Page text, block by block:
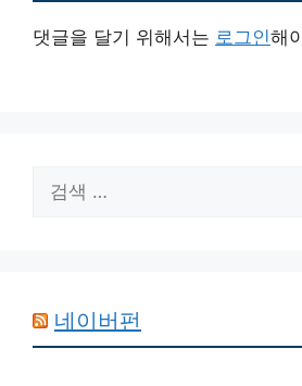
댓글을 달기 위해서는 로그인해
색:
네이버펀